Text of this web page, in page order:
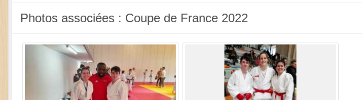
Photos associées : Coupe de France 2022